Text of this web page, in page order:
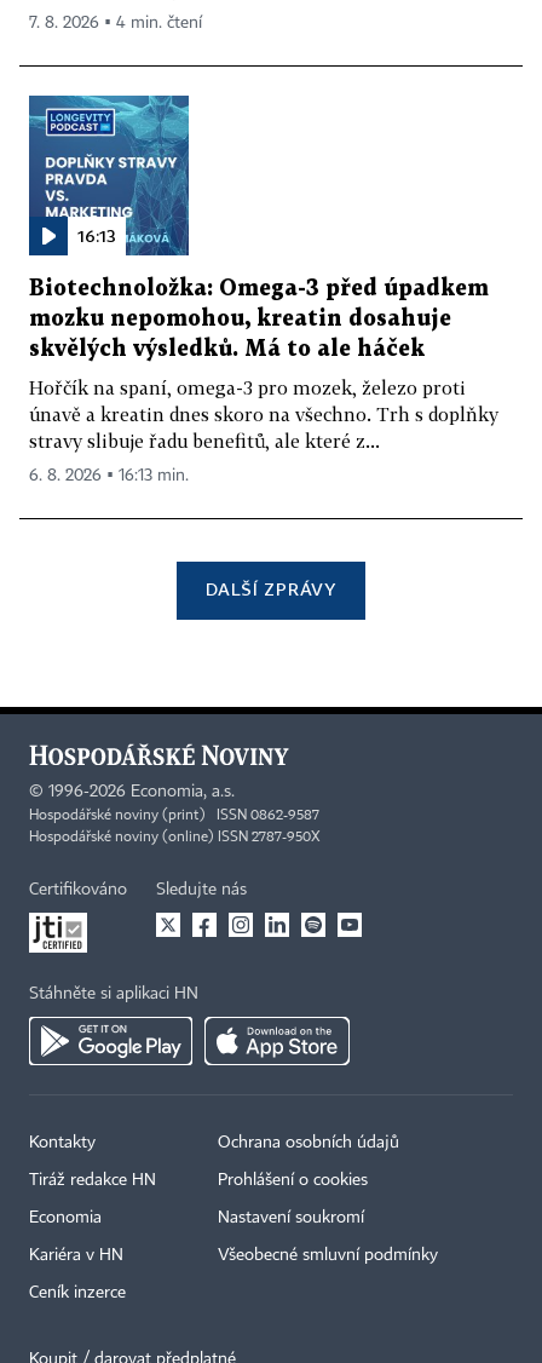
7. 8. 2026 ▪ 4 min. čtení
16:13
Biotechnoložka: Omega-3 před úpadkem
mozku nepomohou, kreatin dosahuje
skvělých výsledků. Má to ale háček
Hořčík na spaní, omega-3 pro mozek, železo proti
únavě a kreatin dnes skoro na všechno. Trh s doplňky
stravy slibuje řadu benefitů, ale které z...
6. 8. 2026 ▪ 16:13 min.
DALŠÍ ZPRÁVY
© 1996-2026 Economia, a.s.
Hospodářské noviny (print) ISSN 0862-9587
Hospodářské noviny (online) ISSN 2787-950X
Certifikováno Sledujte nás
Stáhněte si aplikaci HN
Kontakty
Tiráž redakce HN
Economia
Kariéra v HN
Ceník inzerce
Ochrana osobních údajů
Prohlášení o cookies
Nastavení soukromí
Všeobecné smluvní podmínky